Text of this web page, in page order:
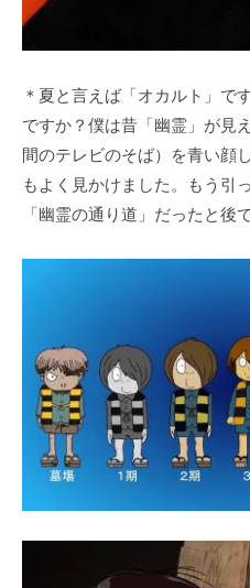
＊夏と言えば「オカルト」で
ですか？僕は昔「幽霊」が見
間のテレビのそば）を青い顔
もよく見かけました。もう引
「幽霊の通り道」だったと後